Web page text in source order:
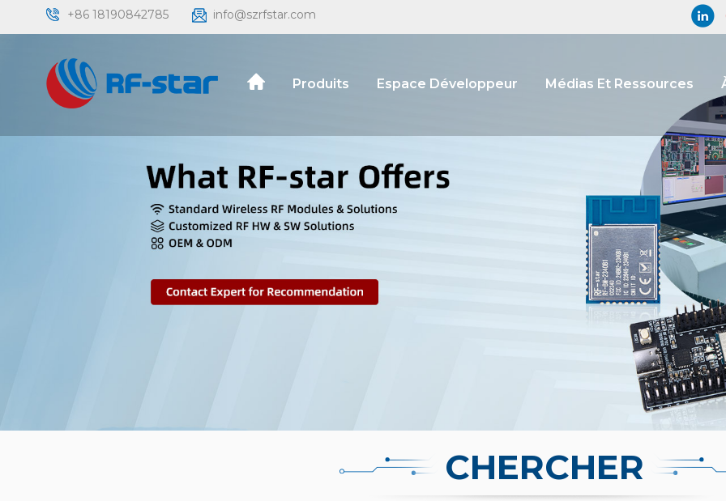
+86 18190842785 info@szrfstar.com
Produits Espace Développeur Médias Et Ressources
CHERCHER